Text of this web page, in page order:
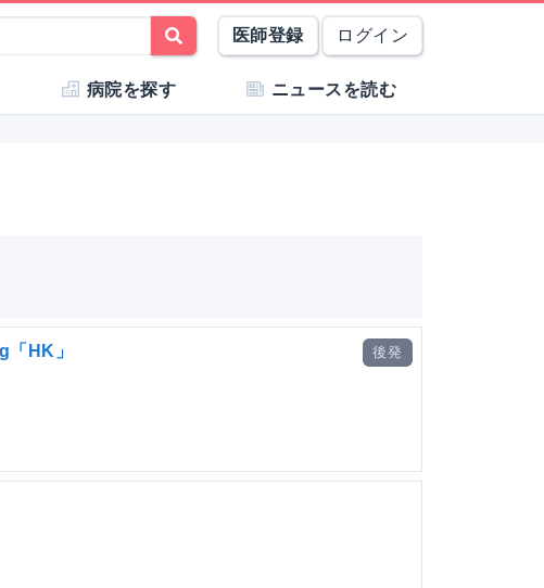
医師登録 ログイン
病院を探す ニュースを読む
「HK」 後発